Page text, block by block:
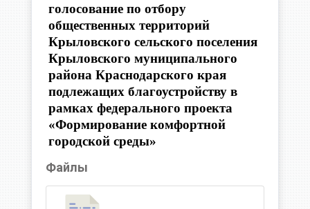
голосование по отбору
общественных территорий
Крыловского сельского поселения
Крыловского муниципального
района Краснодарского края
подлежащих благоустройству в
рамках федерального проекта
«Формирование комфортной
городской среды»
Файлы